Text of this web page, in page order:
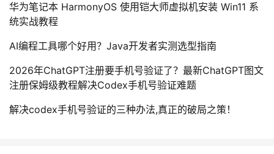
华为笔记本 HarmonyOS 使用铠大师虚拟机安装 Win11 系
统实战教程
AI编程工具哪个好用？Java开发者实测选型指南
2026年ChatGPT注册要手机号验证了？最新ChatGPT图文
注册保姆级教程解决Codex手机号验证难题
解决codex手机号验证的三种办法,真正的破局之策！